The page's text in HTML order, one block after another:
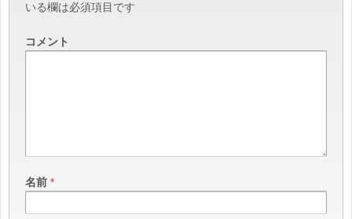
いる欄は必須項目です
コメント
名前 *